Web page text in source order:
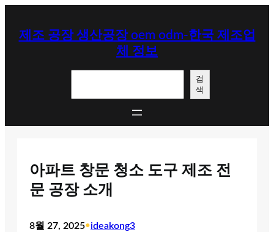
제조 공장 생산공장 oem odm-한국 제조업
체 정보
검
색
아파트 창문 청소 도구 제조 전
문 공장 소개
8월 27, 2025•ideakong3